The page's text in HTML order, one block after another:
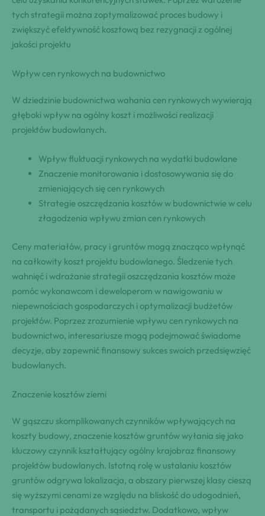
tych strategii można zoptymalizować proces budowy i
zwiększyć efektywność kosztową bez rezygnacji z ogólnej
jakości projektu
Wpływ cen rynkowych na budownictwo
W dziedzinie budownictwa wahania cen rynkowych wywierają
głęboki wpływ na ogólny koszt i możliwości realizacji
projektów budowlanych.
Wpływ fluktuacji rynkowych na wydatki budowlane
Znaczenie monitorowania i dostosowywania się do
zmieniających się cen rynkowych
Strategie oszczędzania kosztów w budownictwie w celu
złagodzenia wpływu zmian cen rynkowych
Ceny materiałów, pracy i gruntów mogą znacząco wpłynąć
na całkowity koszt projektu budowlanego. Śledzenie tych
wahnięć i wdrażanie strategii oszczędzania kosztów może
pomóc wykonawcom i deweloperom w nawigowaniu w
niepewnościach gospodarczych i optymalizacji budżetów
projektów. Poprzez zrozumienie wpływu cen rynkowych na
budownictwo, interesariusze mogą podejmować świadome
decyzje, aby zapewnić finansowy sukces swoich przedsięwzięć
budowlanych.
Znaczenie kosztów ziemi
W gąszczu skomplikowanych czynników wpływających na
koszty budowy, znaczenie kosztów gruntów wyłania się jako
kluczowy czynnik kształtujący ogólny krajobraz finansowy
projektów budowlanych. Istotną rolę w ustalaniu kosztów
gruntów odgrywa lokalizacja, a obszary pierwszej klasy cieszą
się wyższymi cenami ze względu na bliskość do udogodnień,
transportu i pożądanych sąsiedztw. Dodatkowo, wpływ